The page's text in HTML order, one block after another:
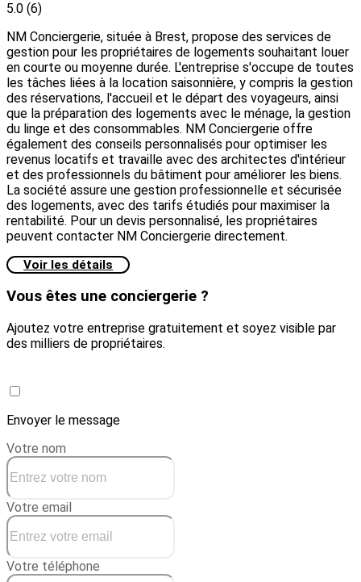
5.0 (6)
NM Conciergerie, située à Brest, propose des services de
gestion pour les propriétaires de logements souhaitant louer
en courte ou moyenne durée. L'entreprise s'occupe de toutes
les tâches liées à la location saisonnière, y compris la gestion
des réservations, l'accueil et le départ des voyageurs, ainsi
que la préparation des logements avec le ménage, la gestion
du linge et des consommables. NM Conciergerie offre
également des conseils personnalisés pour optimiser les
revenus locatifs et travaille avec des architectes d'intérieur
et des professionnels du bâtiment pour améliorer les biens.
La société assure une gestion professionnelle et sécurisée
des logements, avec des tarifs étudiés pour maximiser la
rentabilité. Pour un devis personnalisé, les propriétaires
peuvent contacter NM Conciergerie directement.
Voir les détails
Vous êtes une conciergerie ?
Ajoutez votre entreprise gratuitement et soyez visible par
des milliers de propriétaires.
Envoyer le message
Votre nom
Votre email
Votre téléphone